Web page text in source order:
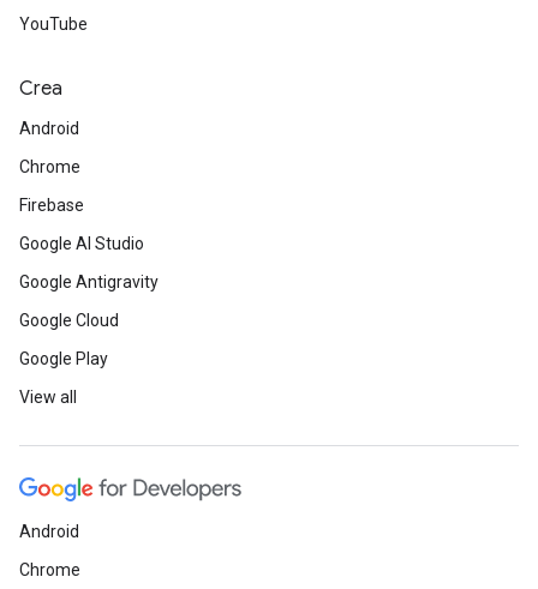
YouTube
Crea
Android
Chrome
Firebase
Google AI Studio
Google Antigravity
Google Cloud
Google Play
View all
Android
Chrome